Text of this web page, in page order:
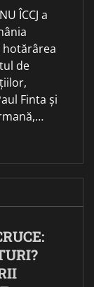
ÎCCJ a
hotărârea
de
Finta și